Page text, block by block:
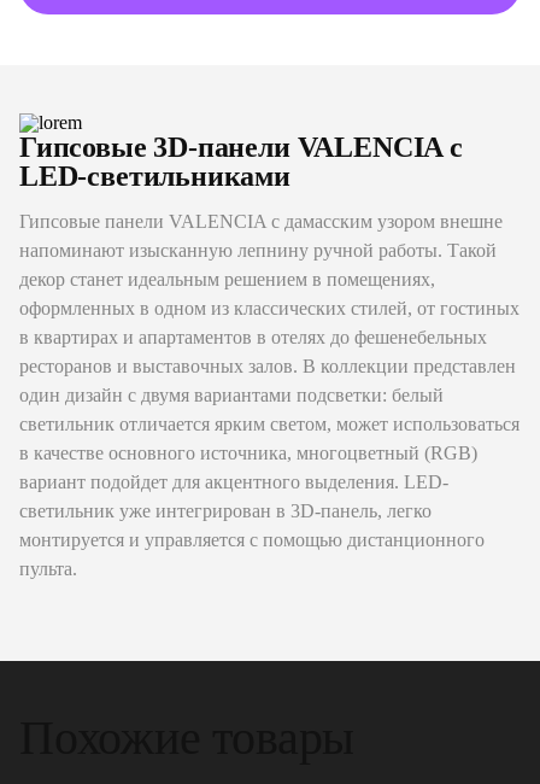
Гипсовые 3D-панели VALENCIA с
LED-светильниками
Гипсовые панели VALENCIA с дамасским узором внешне
напоминают изысканную лепнину ручной работы. Такой
декор станет идеальным решением в помещениях,
оформленных в одном из классических стилей, от гостиных
в квартирах и апартаментов в отелях до фешенебельных
ресторанов и выставочных залов. В коллекции представлен
один дизайн с двумя вариантами подсветки: белый
светильник отличается ярким светом, может использоваться
в качестве основного источника, многоцветный (RGB)
вариант подойдет для акцентного выделения. LED-
светильник уже интегрирован в 3D-панель, легко
монтируется и управляется с помощью дистанционного
пульта.